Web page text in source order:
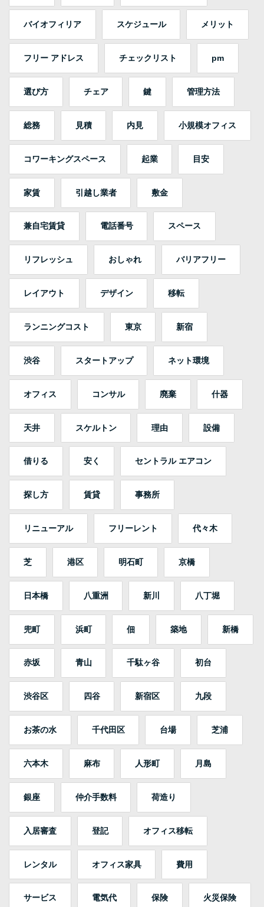
バイオフィリア スケジュール メリット
フリー アドレス チェックリスト pm
選び方 チェア 鍵 管理方法
総務 見積 内見 小規模オフィス
コワーキングスペース 起業 目安
家賃 引越し業者 敷金
兼自宅賃貸 電話番号 スペース
リフレッシュ おしゃれ バリアフリー
レイアウト デザイン 移転
ランニングコスト 東京 新宿
渋谷 スタートアップ ネット環境
オフィス コンサル 廃棄 什器
天井 スケルトン 理由 設備
借りる 安く セントラル エアコン
探し方 賃貸 事務所
リニューアル フリーレント 代々木
芝 港区 明石町 京橋
日本橋 八重洲 新川 八丁堀
兜町 浜町 佃 築地 新橋
赤坂 青山 千駄ヶ谷 初台
渋谷区 四谷 新宿区 九段
お茶の水 千代田区 台場 芝浦
六本木 麻布 人形町 月島
銀座 仲介手数料 荷造り
入居審査 登記 オフィス移転
レンタル オフィス家具 費用
サービス 電気代 保険 火災保険